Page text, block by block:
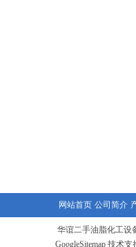
网站首页 公司简介
华谊二手油脂化工设
GoogleSitemap 技术支